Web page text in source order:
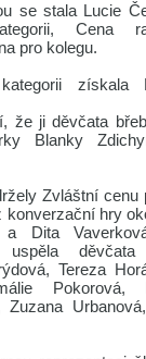
se stala Lucie
Cena
pro kolegu.
získala
že ji děvčata
Blanky
Zvláštní cenu
konverzační hry
a Dita
uspěla
Tereza
Pokorová,
Zuzana